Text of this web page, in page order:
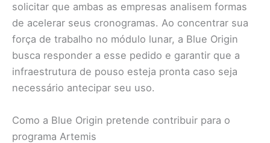
solicitar que ambas as empresas analisem formas
de acelerar seus cronogramas. Ao concentrar sua
força de trabalho no módulo lunar, a Blue Origin
busca responder a esse pedido e garantir que a
infraestrutura de pouso esteja pronta caso seja
necessário antecipar seu uso.
Como a Blue Origin pretende contribuir para o
programa Artemis